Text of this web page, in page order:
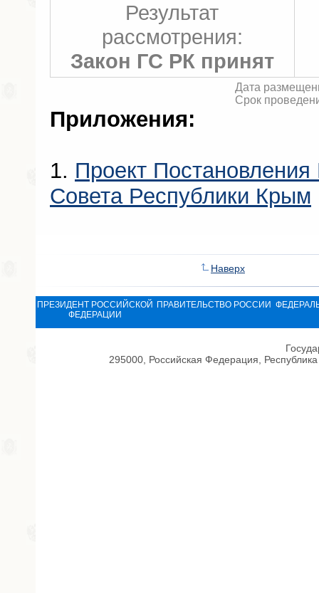
Результат
рассмотрения:
Закон ГС РК принят
Дата
Срок
Приложения:
1. Проект Постановления
Совета Республики Крым
Наверх
ПРЕЗИДЕНТ РОССИЙСКОЙ
ФЕДЕРАЦИИ
ПРАВИТЕЛЬСТВО РОССИИ
295000, Российская Федерация,